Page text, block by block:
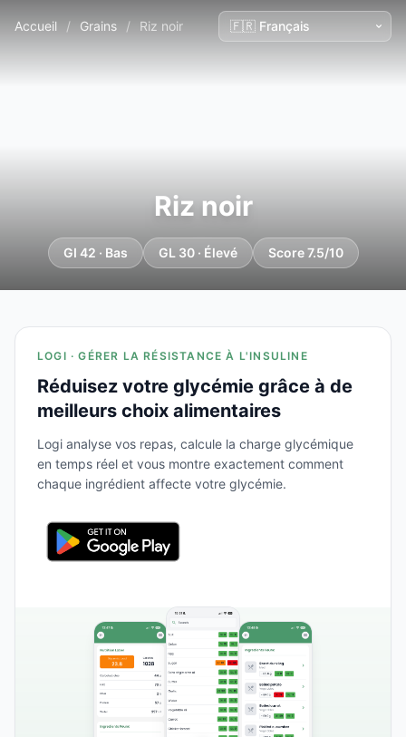
Accueil / Grains / Riz noir
Riz noir
GI 42 · Bas GL 30 · Élevé Score 7.5/10
LOGI · GÉRER LA RÉSISTANCE À L'INSULINE
Réduisez votre glycémie grâce à de
meilleurs choix alimentaires
Logi analyse vos repas, calcule la charge glycémique
en temps réel et vous montre exactement comment
chaque ingrédient affecte votre glycémie.